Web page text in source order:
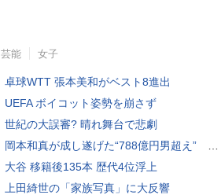
芸能 女子
卓球WTT 張本美和がベスト8進出
UEFA ボイコット姿勢を崩さず
世紀の大誤審? 晴れ舞台で悲劇
岡本和真が成し遂げた“788億円男超え” いつのまにか「3位」…見据える球団記録更新
大谷 移籍後135本 歴代4位浮上
上田綺世の「家族写真」に大反響